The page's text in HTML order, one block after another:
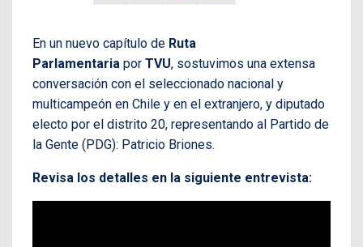
En un nuevo capítulo de Ruta
Parlamentaria por TVU, sostuvimos una extensa
conversación con el seleccionado nacional y
multicampeón en Chile y en el extranjero, y diputado
electo por el distrito 20, representando al Partido de
la Gente (PDG): Patricio Briones.
Revisa los detalles en la siguiente entrevista: